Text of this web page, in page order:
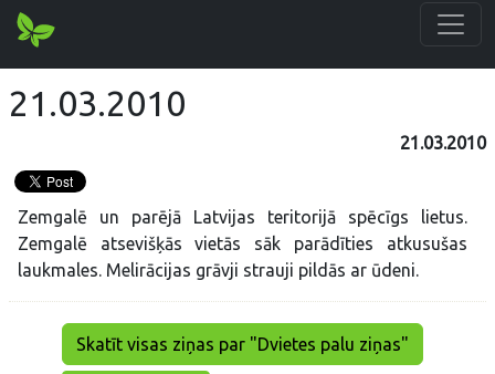
21.03.2010
21.03.2010
Zemgalē un parējā Latvijas teritorijā spēcīgs lietus.
Zemgalē atsevišķās vietās sāk parādīties atkusušas
laukmales. Melirācijas grāvji strauji pildās ar ūdeni.
Skatīt visas ziņas par "Dvietes palu ziņas"